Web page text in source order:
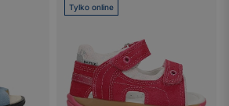
Tylko online